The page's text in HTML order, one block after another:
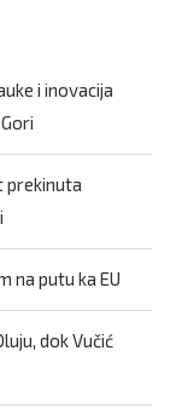
i inovacija
prekinuta
na putu ka EU
dok Vučić